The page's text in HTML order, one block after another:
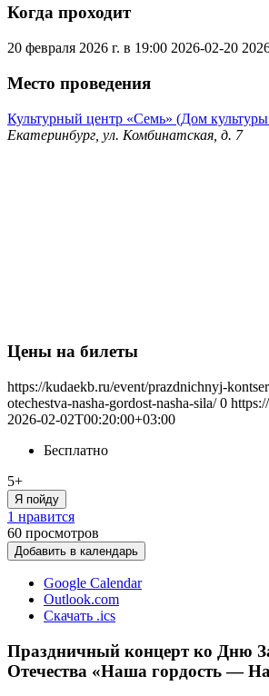
Когда проходит
20 февраля 2026 г. в 19:00 2026-02-20
Место проведения
Культурный центр «Семь» (Дом
Екатеринбург, ул. Комбинатская, д. 7
Цены на билеты
https://kudaekb.ru/event/prazdnichnyj-
otechestva-nasha-gordost-nasha-sila/ 0
2026-02-02T00:20:00+03:00
Бесплатно
5+
Я пойду
1 нравится
60 просмотров
Добавить в календарь
Google Calendar
Outlook.com
Скачать .ics
Праздничный концерт ко Дню
Отечества «Наша гордость —